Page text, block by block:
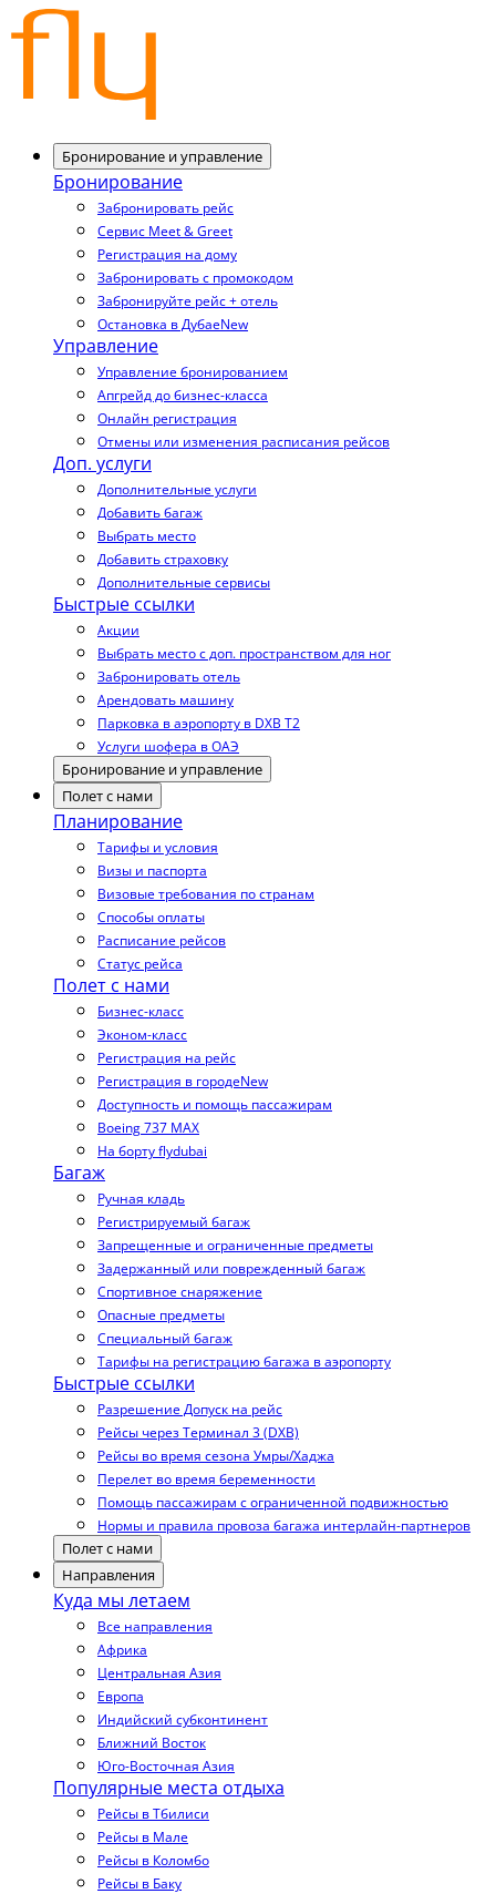
Бронирование и управление
Бронирование
Забронировать рейс
Сервис Meet & Greet
Регистрация на дому
Забронировать с промокодом
Забронируйте рейс + отель
Остановка в ДубаеNew
Управление
Управление бронированием
Апгрейд до бизнес-класса
Онлайн регистрация
Отмены или изменения расписания рейсов
Доп. услуги
Дополнительные услуги
Добавить багаж
Выбрать место
Добавить страховку
Дополнительные сервисы
Быстрые ссылки
Акции
Выбрать место с доп. пространством для ног
Забронировать отель
Арендовать машину
Парковка в аэропорту в DXB T2
Услуги шофера в ОАЭ
Бронирование и управление
Полет с нами
Планирование
Тарифы и условия
Визы и паспорта
Визовые требования по странам
Способы оплаты
Расписание рейсов
Статус рейса
Полет с нами
Бизнес-класс
Эконом-класс
Регистрация на рейс
Регистрация в городеNew
Доступность и помощь пассажирам
Boeing 737 MAX
На борту flydubai
Багаж
Ручная кладь
Регистрируемый багаж
Запрещенные и ограниченные предметы
Задержанный или поврежденный багаж
Спортивное снаряжение
Опасные предметы
Специальный багаж
Тарифы на регистрацию багажа в аэропорту
Быстрые ссылки
Разрешение Допуск на рейс
Рейсы через Терминал 3 (DXB)
Рейсы во время сезона Умры/Хаджа
Перелет во время беременности
Помощь пассажирам с ограниченной подвижностью
Нормы и правила провоза багажа интерлайн-партнеров
Полет с нами
Направления
Куда мы летаем
Все направления
Африка
Центральная Азия
Европа
Индийский субконтинент
Ближний Восток
Юго-Восточная Азия
Популярные места отдыха
Рейсы в Тбилиси
Рейсы в Мале
Рейсы в Коломбо
Рейсы в Баку